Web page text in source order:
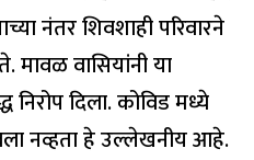
नंतर शिवशाही परिवारने
मावळ वासियांनी या
निरोप दिला. कोविड मध्ये
नव्हता हे उल्लेखनीय आहे.